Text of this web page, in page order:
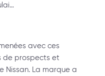
avec ces
de prospects et
Nissan. La marque a